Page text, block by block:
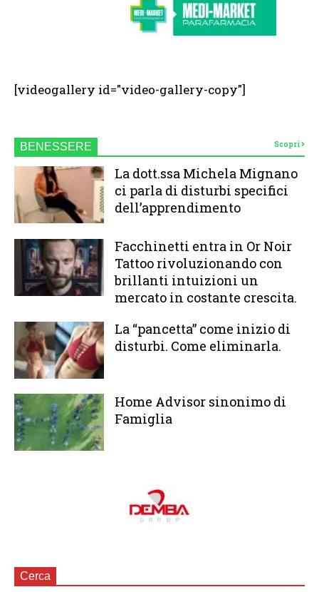
[videogallery id="video-gallery-copy"]
BENESSERE Scopri
La dott.ssa Michela Mignano
ci parla di disturbi specifici
dell’apprendimento
Facchinetti entra in Or Noir
Tattoo rivoluzionando con
brillanti intuizioni un
mercato in costante crescita.
La “pancetta” come inizio di
disturbi. Come eliminarla.
Home Advisor sinonimo di
Famiglia
Cerca